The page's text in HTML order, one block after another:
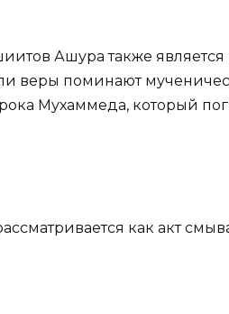
Ашура также
веры поминают
Мухаммеда, который
как акт